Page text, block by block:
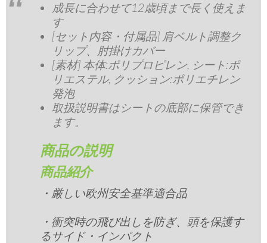
成長に合わせて12歳頃まで長く使えま
す
[セット内容・付属品] 肩ベルト調整ク
リップ、肘掛けカバー
[素材] 本体:ポリプロピレン, シート:ポ
リエステル, クッション:ポリエチレン
発泡
取扱説明書はシートの底部に保管でき
ます。
商品の説明
商品紹介
・厳しい欧州安全基準適合品
・衝突時の飛び出しを防ぎ、頭を保護す
るサイド・インパクト